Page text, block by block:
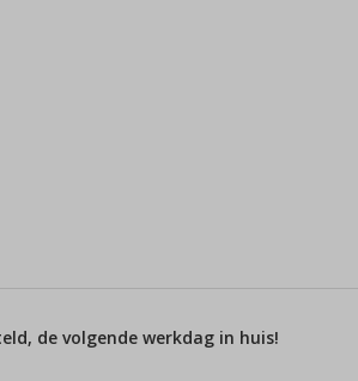
de volgende werkdag in huis!